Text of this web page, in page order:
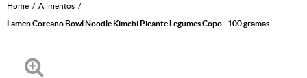
Home
Alimentos
Lamen Coreano Bowl Noodle Kimchi Picante Legumes Copo - 100 gramas